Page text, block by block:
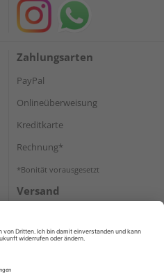
Zahlungsarten
PayPal
Onlineüberweisung
Kreditkarte
Rechnung*
*Bonität vorausgesetzt
Versand
Versandkosten